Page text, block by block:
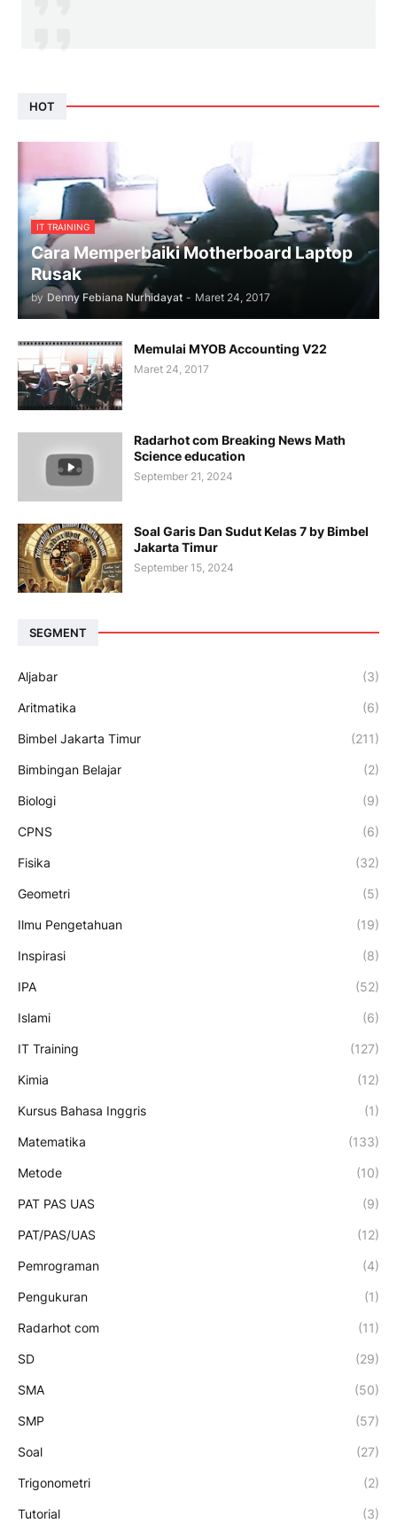
HOT
IT TRAINING
Cara Memperbaiki Motherboard Laptop
Rusak
by Denny Febiana Nurhidayat - Maret 24, 2017
Memulai MYOB Accounting V22
Maret 24, 2017
Radarhot com Breaking News Math
Science education
September 21, 2024
Soal Garis Dan Sudut Kelas 7 by Bimbel
Jakarta Timur
September 15, 2024
SEGMENT
Aljabar (3)
Aritmatika (6)
Bimbel Jakarta Timur (211)
Bimbingan Belajar (2)
Biologi (9)
CPNS (6)
Fisika (32)
Geometri (5)
Ilmu Pengetahuan (19)
Inspirasi (8)
IPA (52)
Islami (6)
IT Training (127)
Kimia (12)
Kursus Bahasa Inggris (1)
Matematika (133)
Metode (10)
PAT PAS UAS (9)
PAT/PAS/UAS (12)
Pemrograman (4)
Pengukuran (1)
Radarhot com (11)
SD (29)
SMA (50)
SMP (57)
Soal (27)
Trigonometri (2)
Tutorial (3)